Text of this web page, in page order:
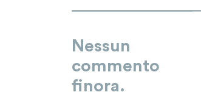
Nessun
commento
finora.